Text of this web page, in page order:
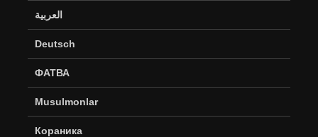
العربية
Deutsch
ФАТВА
Musulmonlar
Кораника